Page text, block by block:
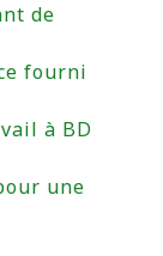
de
fourni
à BD
une